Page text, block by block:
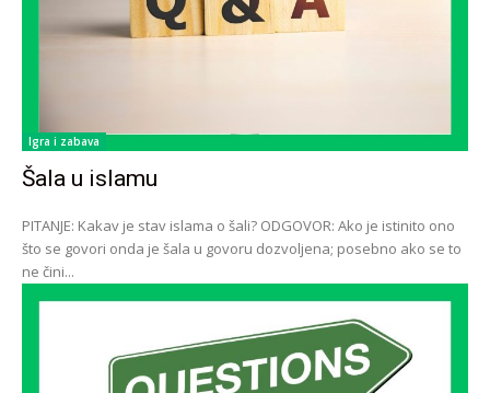
Igra i zabava
Šala u islamu
PITANJE: Kakav je stav islama o šali? ODGOVOR: Ako je istinito ono
što se govori onda je šala u govoru dozvoljena; posebno ako se to
ne čini...